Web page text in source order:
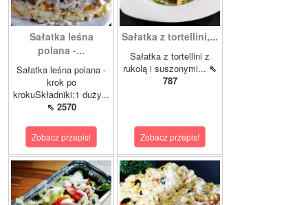
Sałatka leśna
polana -...
Sałatka leśna polana -
krok po
krokuSkładniki:1 duży...
⇖ 2570
Zobacz przepis!
Sałatka z tortellini,...
Sałatka z tortellini z
rukolą i suszonymi... ⇖
787
Zobacz przepis!